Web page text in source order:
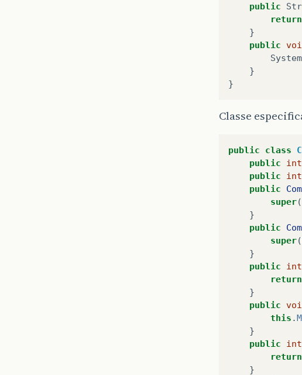
public
return
}
public
System
}
}
Classe
public class
public
int
public
int
public
super
}
public
super(
}
public
int
return
}
public
this .
}
public
int
return
}